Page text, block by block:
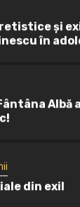
și
în
Albă
din exil